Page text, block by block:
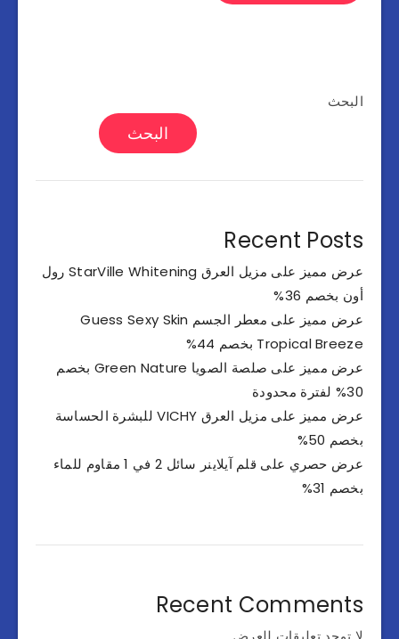
البحث
البحث
Recent Posts
عرض مميز على مزيل العرق StarVille Whitening رول
أون بخصم 36%
عرض مميز على معطر الجسم Guess Sexy Skin
Tropical Breeze بخصم 44%
عرض مميز على صلصة الصويا Green Nature بخصم
30% لفترة محدودة
عرض مميز على مزيل العرق VICHY للبشرة الحساسة
بخصم 50%
عرض حصري على قلم آيلاينر سائل 2 في 1 مقاوم للماء
بخصم 31%
Recent Comments